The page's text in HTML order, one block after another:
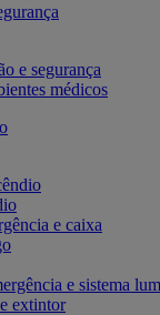
e segurança
médicos
e caixa
e sistema
extintor